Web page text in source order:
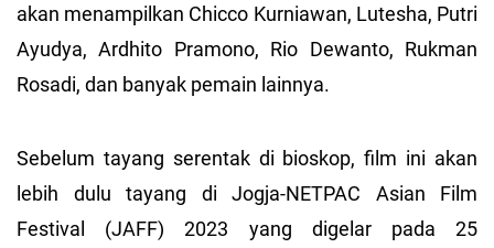
akan menampilkan Chicco Kurniawan, Lutesha, Putri
Ayudya, Ardhito Pramono, Rio Dewanto, Rukman
Rosadi, dan banyak pemain lainnya.
Sebelum tayang serentak di bioskop, film ini akan
lebih dulu tayang di Jogja-NETPAC Asian Film
Festival (JAFF) 2023 yang digelar pada 25